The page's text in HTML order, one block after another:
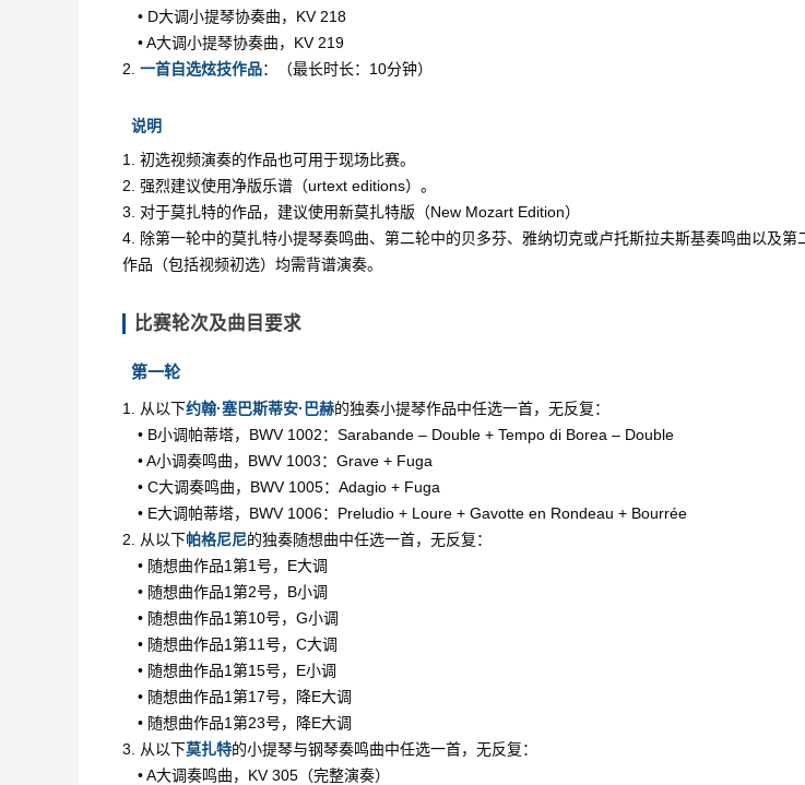
• D大调小提琴协奏曲，KV 218
• A大调小提琴协奏曲，KV 219
2. 一首自选炫技作品：（最长时长：10分钟）
说明
1. 初选视频演奏的作品也可用于现场比赛。
2. 强烈建议使用净版乐谱（urtext editions）。
3. 对于莫扎特的作品，建议使用新莫扎特版（New Mozart Edition）
4. 除第一轮中的莫扎特小提琴奏鸣曲、第二轮中的贝多芬、雅纳切克或卢托斯拉夫斯基奏鸣曲以及第
作品（包括视频初选）均需背谱演奏。
比赛轮次及曲目要求
第一轮
1. 从以下约翰·塞巴斯蒂安·巴赫的独奏小提琴作品中任选一首，无反复：
• B小调帕蒂塔，BWV 1002：Sarabande – Double + Tempo di Borea – Double
• A小调奏鸣曲，BWV 1003：Grave + Fuga
• C大调奏鸣曲，BWV 1005：Adagio + Fuga
• E大调帕蒂塔，BWV 1006：Preludio + Loure + Gavotte en Rondeau + Bourrée
2. 从以下帕格尼尼的独奏随想曲中任选一首，无反复：
• 随想曲作品1第1号，E大调
• 随想曲作品1第2号，B小调
• 随想曲作品1第10号，G小调
• 随想曲作品1第11号，C大调
• 随想曲作品1第15号，E小调
• 随想曲作品1第17号，降E大调
• 随想曲作品1第23号，降E大调
3. 从以下莫扎特的小提琴与钢琴奏鸣曲中任选一首，无反复：
• A大调奏鸣曲，KV 305（完整演奏）